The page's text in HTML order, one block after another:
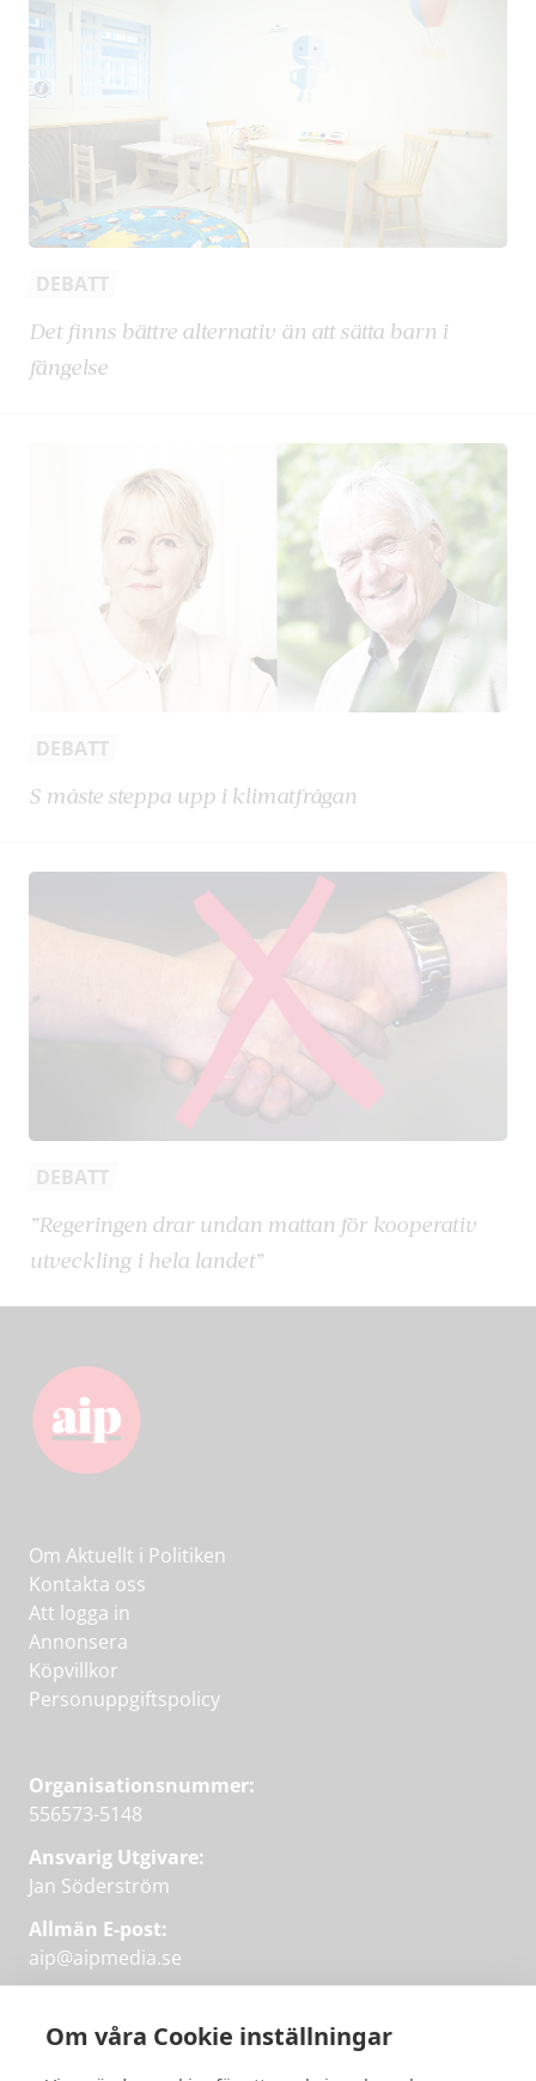
Om våra Cookie inställningar
DEBATT
Det finns bättre alternativ än att sätta barn i
fängelse
DEBATT
S måste steppa upp i klimatfrågan
DEBATT
”Regeringen drar undan mattan för kooperativ
utveckling i hela landet”
Om Aktuellt i Politiken
Kontakta oss
Att logga in
Annonsera
Köpvillkor
Personuppgiftspolicy
Organisationsnummer:
556573-5148
Ansvarig Utgivare:
Jan Söderström
Allmän E-post:
aip@aipmedia.se
aip@flowyinfo.seeller 08-1210 60 40.